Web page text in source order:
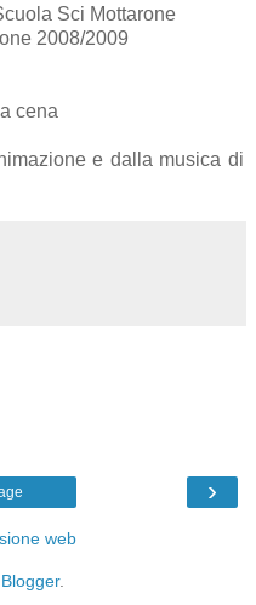
Sci Mottarone
2008/2009
cena
e dalla musica di
›
web
Blogger.